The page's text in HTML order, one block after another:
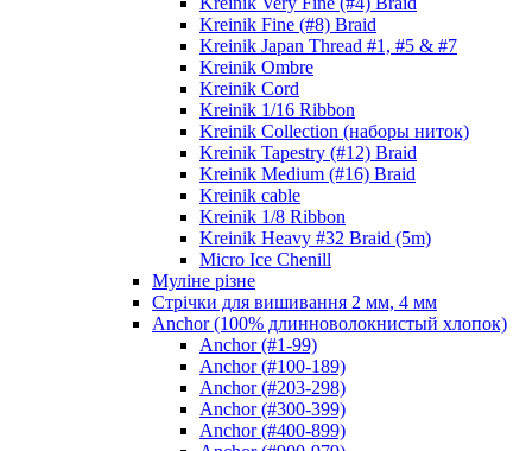
Kreinik Fine (#8) Braid
Kreinik Japan Thread #1, #5 & #7
Kreinik Ombre
Kreinik Cord
Kreinik 1/16 Ribbon
Kreinik Collection (наборы ниток)
Kreinik Tapestry (#12) Braid
Kreinik Medium (#16) Braid
Kreinik cable
Kreinik 1/8 Ribbon
Kreinik Heavy #32 Braid (5m)
Micro Ice Chenill
Муліне різне
Стрічки для вишивання 2 мм, 4 мм
Anchor (100% длинноволокнистый хлопок)
Anchor (#1-99)
Anchor (#100-189)
Anchor (#203-298)
Anchor (#300-399)
Anchor (#400-899)